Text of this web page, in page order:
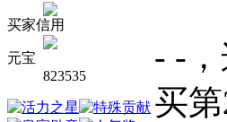
买家信用
元宝
823535
- -
买